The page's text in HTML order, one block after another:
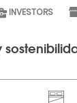
INVESTORS